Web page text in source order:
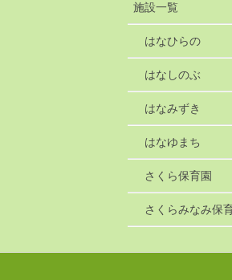
施設一覧
はなひらの
はなしのぶ
はなみずき
はなゆまち
さくら保育園
さくらみなみ保